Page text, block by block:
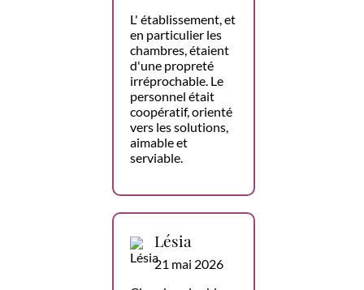
L' établissement, et
en particulier les
chambres, étaient
d'une propreté
irréprochable. Le
personnel était
coopératif, orienté
vers les solutions,
aimable et
serviable.
Lésia
21 mai 2026